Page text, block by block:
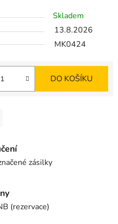
Skladem
13.8.2026
MK0424
DO KOŠÍKU
zásilky
(rezervace)